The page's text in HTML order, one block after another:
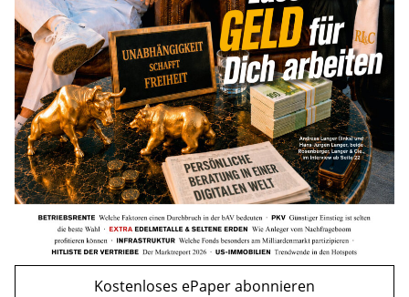
WEITERE ARTIKEL
zurückweiter
Bitcoin im Wartemodus: Fed und CLARITY
Act geben die Richtung vor
mehr
Kostenloses ePaper abonnieren